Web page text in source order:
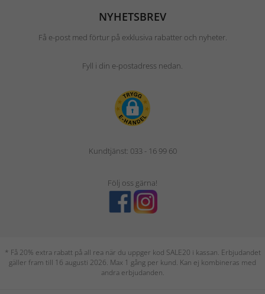
NYHETSBREV
Få e-post med förtur på exklusiva rabatter och nyheter.
Fyll i din e-postadress nedan.
Kundtjänst: 033 - 16 99 60
Följ oss gärna!
* Få 20% extra rabatt på all rea när du uppger kod SALE20 i kassan. Erbjudandet
gäller fram till 16 augusti 2026. Max 1 gång per kund. Kan ej kombineras med
andra erbjudanden.